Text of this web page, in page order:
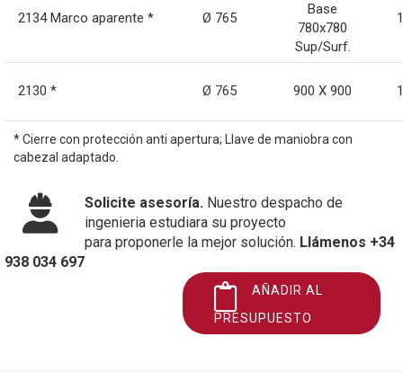
2134 Marco aparente * Ø 765
Base
780x780
Sup/Surf.
2130 * Ø 765 900 X 900
* Cierre con protección anti apertura; Llave de maniobra con
cabezal adaptado.
Solicite asesoría. Nuestro despacho de
ingenieria estudiara su proyecto
para proponerle la mejor solución. Llámenos +34
938 034 697
AÑADIR AL
PRESUPUESTO